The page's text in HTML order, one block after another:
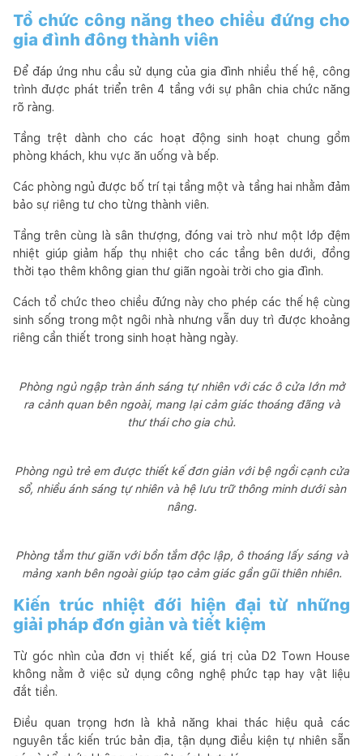
Tổ chức công năng theo chiều đứng cho
gia đình đông thành viên
Để đáp ứng nhu cầu sử dụng của gia đình nhiều thế hệ, công
trình được phát triển trên 4 tầng với sự phân chia chức năng
rõ ràng.
Tầng trệt dành cho các hoạt động sinh hoạt chung gồm
phòng khách, khu vực ăn uống và bếp.
Các phòng ngủ được bố trí tại tầng một và tầng hai nhằm đảm
bảo sự riêng tư cho từng thành viên.
Tầng trên cùng là sân thượng, đóng vai trò như một lớp đệm
nhiệt giúp giảm hấp thụ nhiệt cho các tầng bên dưới, đồng
thời tạo thêm không gian thư giãn ngoài trời cho gia đình.
Cách tổ chức theo chiều đứng này cho phép các thế hệ cùng
sinh sống trong một ngôi nhà nhưng vẫn duy trì được khoảng
riêng cần thiết trong sinh hoạt hàng ngày.
Phòng ngủ ngập tràn ánh sáng tự nhiên với các ô cửa lớn mở
ra cảnh quan bên ngoài, mang lại cảm giác thoáng đãng và
thư thái cho gia chủ.
Phòng ngủ trẻ em được thiết kế đơn giản với bệ ngồi cạnh cửa
sổ, nhiều ánh sáng tự nhiên và hệ lưu trữ thông minh dưới sàn
nâng.
Phòng tắm thư giãn với bồn tắm độc lập, ô thoáng lấy sáng và
mảng xanh bên ngoài giúp tạo cảm giác gần gũi thiên nhiên.
Kiến trúc nhiệt đới hiện đại từ những
giải pháp đơn giản và tiết kiệm
Từ góc nhìn của đơn vị thiết kế, giá trị của D2 Town House
không nằm ở việc sử dụng công nghệ phức tạp hay vật liệu
đắt tiền.
Điều quan trọng hơn là khả năng khai thác hiệu quả các
nguyên tắc kiến trúc bản địa, tận dụng điều kiện tự nhiên sẵn